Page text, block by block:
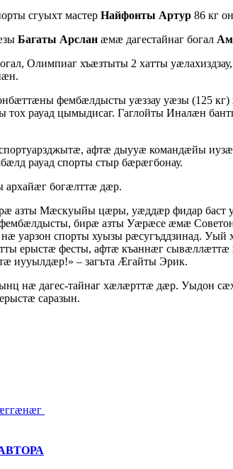
сгуыхт мастер Найфонты Артур 86 кг
Багаты Арслан æмæ дагестайнаг богал
Олимпиаг хъæзтыты 2 хатты
фембæлдысты уæззау уæзы (125
тох рауад цымыдисаг. Гаглойты Иналæн
афтæ дыууæ командæйы
рауад спорты стыр бæрæгбонау.
богæлттæ дæр.
азты Мæскуыйы цæры, уæддæр фидар
бирæ азты Уæрæсе æмæ
спорты хуызы рæсугъддзинад.
ерыстæ фесты, афтæ къаннæг
иууылдæр!» – загъта Æгайты Эрик.
нæ дагес-тайнаг хæлæрттæ дæр. Уыдон
саразын.